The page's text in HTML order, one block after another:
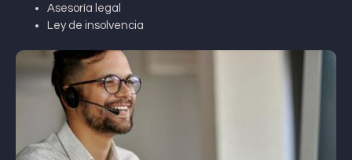
Asesoría legal
Ley de insolvencia